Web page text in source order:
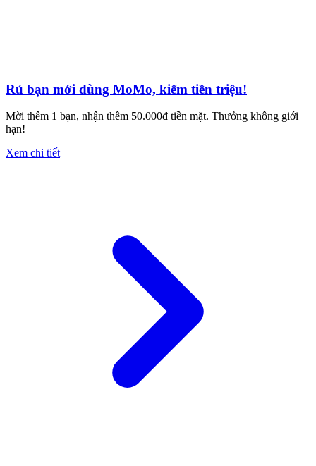
Rủ bạn mới dùng MoMo, kiếm tiền triệu!
Mời thêm 1 bạn, nhận thêm 50.000đ tiền mặt. Thưởng không giới
hạn!
Xem chi tiết